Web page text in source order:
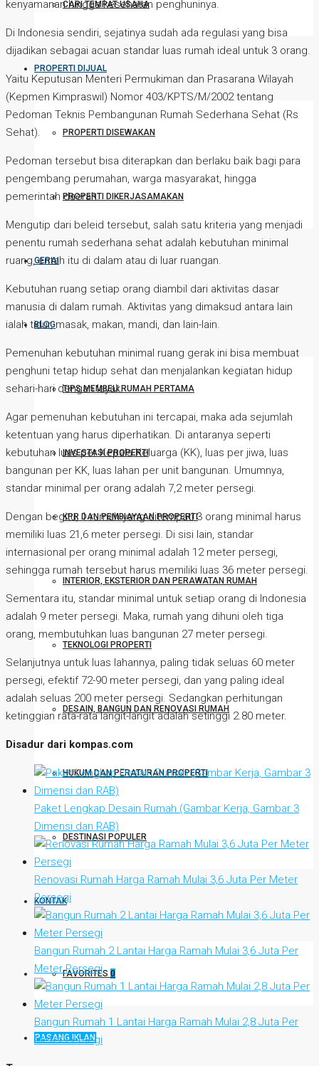
CARI TEMPAT USAHA
PROPERTI DIJUAL
PROPERTI DISEWAKAN
PROPERTI DIKERJASAMAKAN
GERAI
BLOG
TIPS MEMBELI RUMAH PERTAMA
INVESTASI PROPERTI
KPR DAN PEMBIAYAAN PROPERTI
INTERIOR, EKSTERIOR DAN PERAWATAN RUMAH
TEKNOLOGI PROPERTI
DESAIN, BANGUN DAN RENOVASI RUMAH
HUKUM DAN PERATURAN PROPERTI
DESTINASI POPULER
KONTAK
FAVORITES 0
PASANG IKLAN
kenyamanan hingga kesehatan penghuninya.
Di Indonesia sendiri, sejatinya sudah ada regulasi yang bisa
dijadikan sebagai acuan standar luas rumah ideal untuk 3 orang.
Yaitu Keputusan Menteri Permukiman dan Prasarana Wilayah
(Kepmen Kimpraswil) Nomor 403/KPTS/M/2002 tentang
Pedoman Teknis Pembangunan Rumah Sederhana Sehat (Rs
Sehat).
Pedoman tersebut bisa diterapkan dan berlaku baik bagi para
pengembang perumahan, warga masyarakat, hingga
pemerintah daerah.
Mengutip dari beleid tersebut, salah satu kriteria yang menjadi
penentu rumah sederhana sehat adalah kebutuhan minimal
ruang, entah itu di dalam atau di luar ruangan.
Kebutuhan ruang setiap orang diambil dari aktivitas dasar
manusia di dalam rumah. Aktivitas yang dimaksud antara lain
ialah tidur, masak, makan, mandi, dan lain-lain.
Pemenuhan kebutuhan minimal ruang gerak ini bisa membuat
penghuni tetap hidup sehat dan menjalankan kegiatan hidup
sehari-hari dengan layak.
Agar pemenuhan kebutuhan ini tercapai, maka ada sejumlah
ketentuan yang harus diperhatikan. Di antaranya seperti
kebutuhan luas per Kepala Keluarga (KK), luas per jiwa, luas
bangunan per KK, luas lahan per unit bangunan. Umumnya,
standar minimal per orang adalah 7,2 meter persegi.
Dengan begitu, 1 rumah yang ditempati 3 orang minimal harus
memiliki luas 21,6 meter persegi. Di sisi lain, standar
internasional per orang minimal adalah 12 meter persegi,
sehingga rumah tersebut harus memiliki luas 36 meter persegi.
Sementara itu, standar minimal untuk setiap orang di Indonesia
adalah 9 meter persegi. Maka, rumah yang dihuni oleh tiga
orang, membutuhkan luas bangunan 27 meter persegi.
Selanjutnya untuk luas lahannya, paling tidak seluas 60 meter
persegi, efektif 72-90 meter persegi, dan yang paling ideal
adalah seluas 200 meter persegi. Sedangkan perhitungan
ketinggian rata-rata langit-langit adalah setinggi 2.80 meter.
Disadur dari kompas.com
Paket Lengkap Desain Rumah (Gambar Kerja, Gambar 3
Dimensi dan RAB)
Renovasi Rumah Harga Ramah Mulai 3,6 Juta Per Meter
Persegi
Bangun Rumah 2 Lantai Harga Ramah Mulai 3,6 Juta Per
Meter Persegi
Bangun Rumah 1 Lantai Harga Ramah Mulai 2,8 Juta Per
Meter Persegi